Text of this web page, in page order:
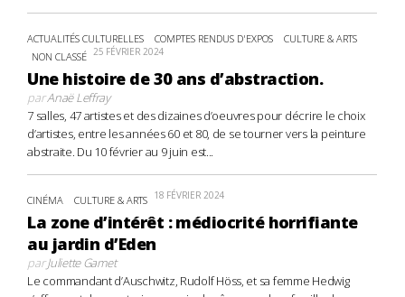
ACTUALITÉS CULTURELLES COMPTES RENDUS D'EXPOS
CULTURE & ARTS
NON CLASSÉ 25 FÉVRIER 2024
Une histoire de 30 ans d’abstraction.
parAnaë Leffray
7 salles, 47 artistes et des dizaines d’oeuvres pour décrire le choix
d’artistes, entre les années 60 et 80, de se tourner vers la peinture
abstraite. Du 10 février au 9 juin est...
CINÉMA CULTURE & ARTS 18 FÉVRIER 2024
La zone d’intérêt : médiocrité horrifiante
au jardin d’Eden
parJuliette Gamet
Le commandant d’Auschwitz, Rudolf Höss, et sa femme Hedwig